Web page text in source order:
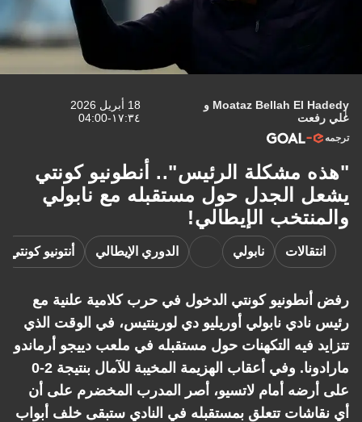
Moataz Bellah El و
18 أبريل 2026
مشكلة الرئيس".. أنطونيو كونتي
الجدل حول مستقبله مع نابولي
الإيطالي!
نابولي الدوري الإيطالي أنتونيو كونتي
كونتي الدخول في حرب كلامية علنية مع
نابولي أوريليو دي لورينتيس، في الوقت الذي
فيه التكهنات حول مستقبله في ملعب دييجو أرماندو
مارادونا. وفي أعقاب الهزيمة المخيبة للآمال بنتيجة 2-0
أمام لاتسيو، أصر المدرب المخضرم على أن
تتعلق بمستقبله في النادي ستبقى خلف أبواب